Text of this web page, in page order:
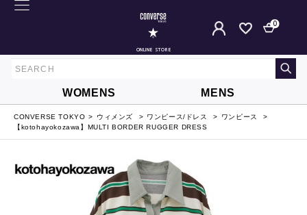
ONLINE STORE
0
WOMENS MENS
CONVERSE TOKYO ウィメンズ ワンピース/ドレス
ワンピース
【kotohayokozawa】MULTI BORDER RUGGER DRESS